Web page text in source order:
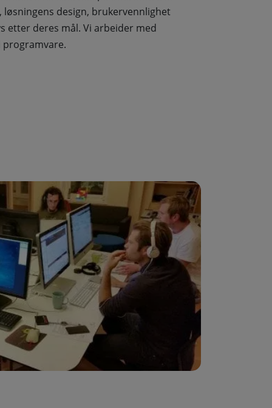
design, brukervennlighet
etter deres mål. Vi arbeider med